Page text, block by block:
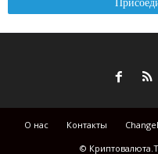
О нас Контакты
©